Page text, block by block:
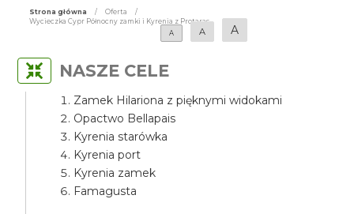
Strona główna / Oferta
/
Wycieczka Cypr Północny zamki i Kyrenia z Protaras
A
A A
NASZE CELE
Zamek Hilariona z pięknymi widokami
Opactwo Bellapais
Kyrenia starówka
Kyrenia port
Kyrenia zamek
Famagusta